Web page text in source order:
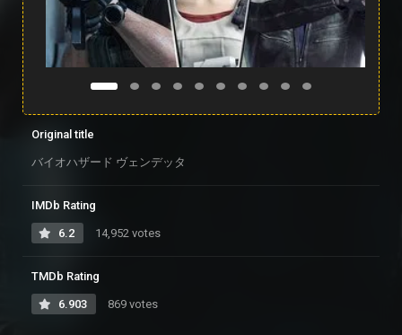
Original title
バイオハザード ヴェンデッタ
IMDb Rating
6.2 14,952 votes
TMDb Rating
6.903 869 votes